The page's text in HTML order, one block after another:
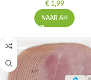
€1,99
NAAR AH